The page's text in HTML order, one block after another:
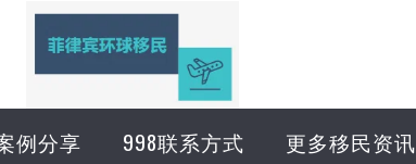
例分享 998联系方式 更多移民资讯